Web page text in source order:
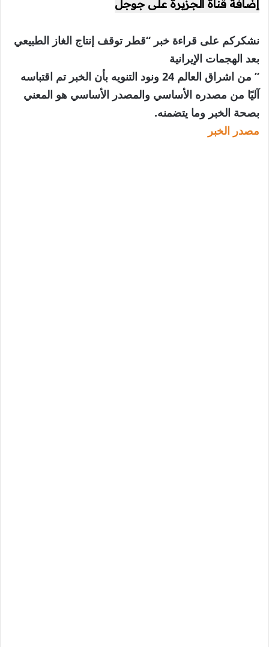
إضافة قناة الجزيرة على جوجل
نشكركم على قراءة خبر “قطر توقف إنتاج الغاز الطبيعي
بعد الهجمات الإيرانية
” من اشراق العالم 24 ونود التنويه بأن الخبر تم اقتباسه
آليًا من مصدره الأساسي والمصدر الأساسي هو المعني
بصحة الخبر وما يتضمنه.
مصدر الخبر